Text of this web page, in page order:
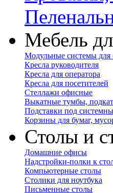
Мебель
Модульные системы для
Кресла руководителя
Кресла для оператора
Кресла для посетителей
Стеллажи офисные
Выкатные тумбы,
Подставки под
Корзины для бумаг,
Столы и
Домашние офисы
Надстройки-полки к
Компьютерные столы
Столики для ноутбука
Письменные столы